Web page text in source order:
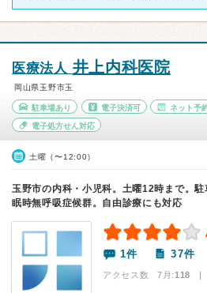
医療法人 井上内科医院
岡山県玉野市玉
駐車場あり 電子決済可 ネット予
電子処方せん対応
土曜（〜12:00）
玉野市の内科・小児科。土曜12時まで。
眠時無呼吸症候群。自由診療にも対応
1件 37件
アクセス数 7月:118 |